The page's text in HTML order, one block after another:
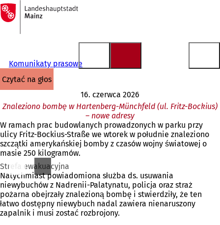
Przejdź do treści
Do
strony
głównej
Komunikaty prasowe
czytać na głos
16. czerwca 2026
Znaleziono bombę w Hartenberg-Münchfeld (ul. Fritz-Bockius)
– nowe adresy
W ramach prac budowlanych prowadzonych w parku przy
ulicy Fritz-Bockius-Straße we wtorek w południe znaleziono
szczątki amerykańskiej bomby z czasów wojny światowej o
masie 250 kilogramów.
Strefa ewakuacyjna
Natychmiast powiadomiona służba ds. usuwania
niewybuchów z Nadrenii-Palatynatu, policja oraz straż
pożarna obejrzały znalezioną bombę i stwierdziły, że ten
łatwo dostępny niewybuch nadal zawiera nienaruszony
zapalnik i musi zostać rozbrojony.